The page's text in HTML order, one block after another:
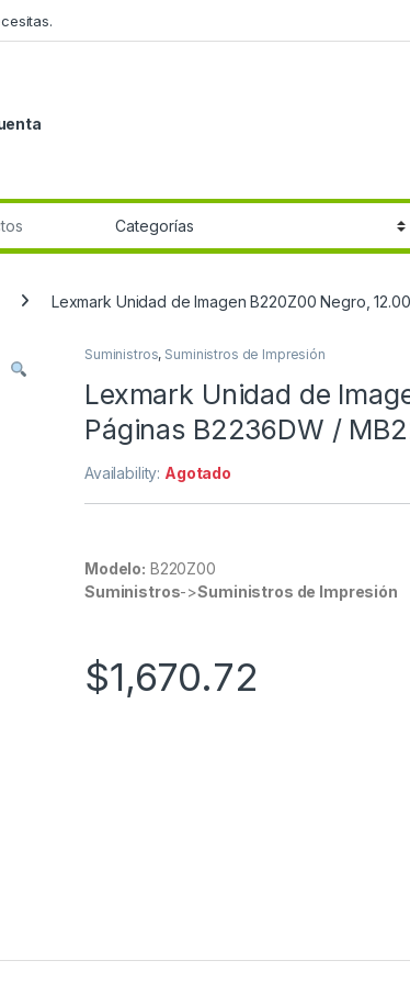
Lexmark Unidad de Imagen B220Z00 Negro,
Suministros, Suministros de Impresión
Lexmark Unidad de
Páginas B2236DW /
Availability: Agotado
Modelo: B220Z00
Suministros->Suministros de Impresión
$1,670.72